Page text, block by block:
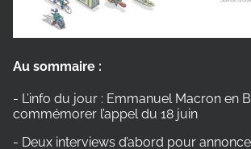
Au sommaire :
- L’info du jour : Emmanuel Macron en
commémorer l’appel du 18 juin
- Deux interviews d’abord pour